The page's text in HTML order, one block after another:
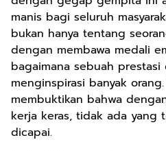
manis bagi seluruh
bukan hanya tentang
dengan membawa medali
bagaimana sebuah
menginspirasi banyak
membuktikan bahwa
kerja keras, tidak ada yang
dicapai.